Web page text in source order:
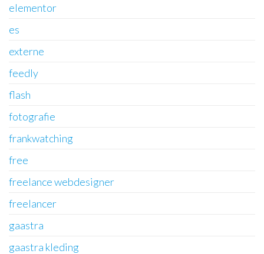
elementor
es
externe
feedly
flash
fotografie
frankwatching
free
freelance webdesigner
freelancer
gaastra
gaastra kleding